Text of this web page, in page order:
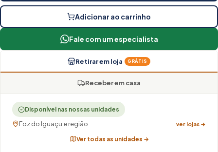
Adicionar ao carrinho
Fale com um especialista
Retirar em loja GRÁTIS
Receber em casa
Disponível nas nossas unidades
Foz do Iguaçu e região ver lojas →
Ver todas as unidades →